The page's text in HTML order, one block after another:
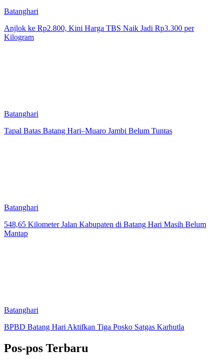
Batanghari
Anjlok ke Rp2.800, Kini Harga TBS Naik Jadi Rp3.300 per
Kilogram
Batanghari
Tapal Batas Batang Hari–Muaro Jambi Belum Tuntas
Batanghari
548,65 Kilometer Jalan Kabupaten di Batang Hari Masih Belum
Mantap
Batanghari
BPBD Batang Hari Aktifkan Tiga Posko Satgas Karhutla
Pos-pos Terbaru